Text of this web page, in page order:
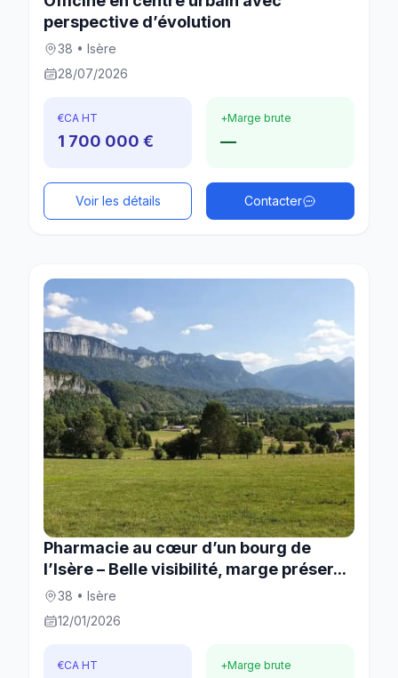
perspective d’évolution
38 • Isère
28/07/2026
€CA HT
1 700 000 €
+Marge brute
—
Voir les détails Contacter
Pharmacie au cœur d’un bourg de
l’Isère – Belle visibilité, marge préser...
38 • Isère
12/01/2026
€CA HT +Marge brute